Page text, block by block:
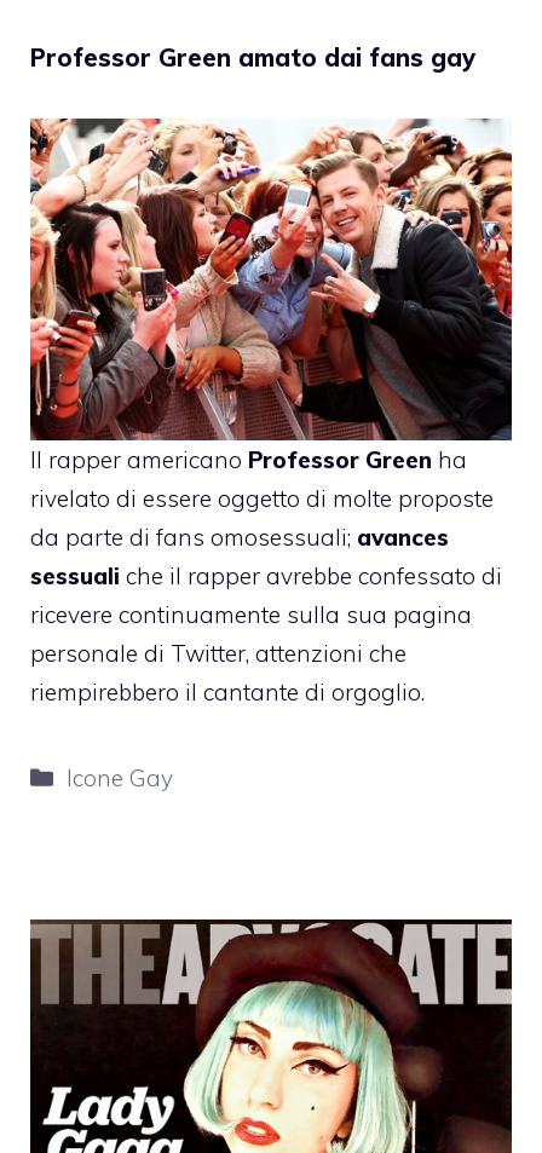
Professor Green amato dai fans gay
Il rapper americano Professor Green ha
rivelato di essere oggetto di molte proposte
da parte di fans omosessuali; avances
sessuali che il rapper avrebbe confessato di
ricevere continuamente sulla sua pagina
personale di Twitter, attenzioni che
riempirebbero il cantante di orgoglio.
Categorie
Icone Gay